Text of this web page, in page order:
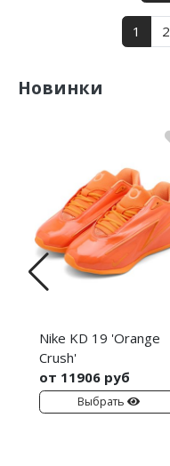
1 2
Новинки
Nike KD 19 'Orange
Crush'
от 11906 руб
Выбрать